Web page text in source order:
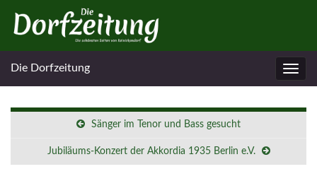
Die Dorfzeitung
Sänger im Tenor und Bass gesucht
Jubiläums-Konzert der Akkordia 1935 Berlin e.V.